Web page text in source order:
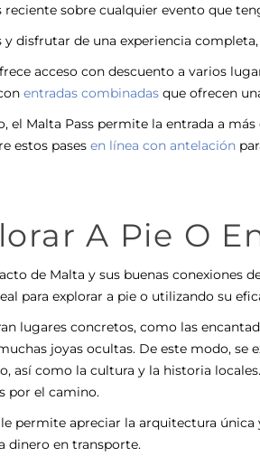
sobre cualquier evento que
y disfrutar de una experiencia
acceso con descuento a varios
entradas combinadas que ofrecen
el Malta Pass permite la entrada a
estos pases en línea con antelación
A Pie O
de Malta y sus buenas conexiones
para explorar a pie o utilizando su
lugares concretos, como las
joyas ocultas. De este modo, se
así como la cultura y la historia
por el camino.
permite apreciar la arquitectura
dinero en transporte.